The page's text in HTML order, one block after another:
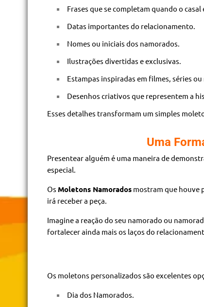
Frases que se completam quando o
Datas importantes do relacionamento.
Nomes ou iniciais dos namorados.
Ilustrações divertidas e exclusivas.
Estampas inspiradas em filmes, séries
Desenhos criativos que representem a
Esses detalhes transformam um simples
Uma
Presentear alguém é uma maneira de
especial.
Os Moletons Namorados mostram que houve
irá receber a peça.
Imagine a reação do seu namorado ou
fortalecer ainda mais os laços do
Os moletons personalizados são excelentes
Dia dos Namorados.